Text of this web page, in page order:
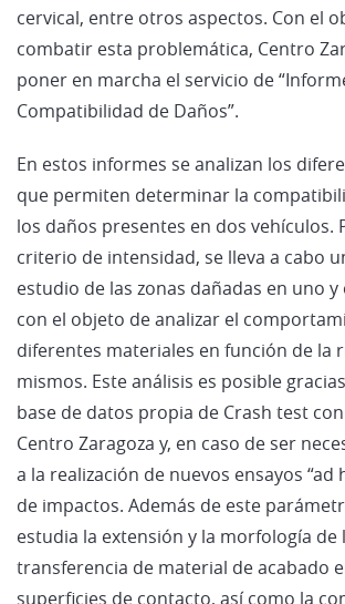
cervical, entre otros aspectos. Con el
combatir esta problemática, Centro
poner en marcha el servicio de
Compatibilidad de Daños”.
En estos informes se analizan los
que permiten determinar la
los daños presentes en dos vehículos.
criterio de intensidad, se lleva a cabo
estudio de las zonas dañadas en uno
con el objeto de analizar el
diferentes materiales en función de la
mismos. Este análisis es posible
base de datos propia de Crash test
Centro Zaragoza y, en caso de ser
a la realización de nuevos ensayos “ad
de impactos. Además de este
estudia la extensión y la morfología de
transferencia de material de acabado
superficies de contacto, así como la